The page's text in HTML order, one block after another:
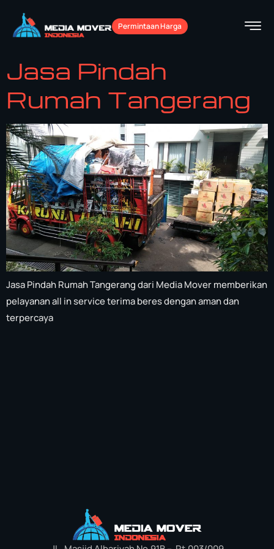
Permintaan Harga
Jasa Pindah
Rumah Tangerang
Jasa Pindah Rumah Tangerang dari Media Mover memberikan
pelayanan all in service terima beres dengan aman dan
terpercaya